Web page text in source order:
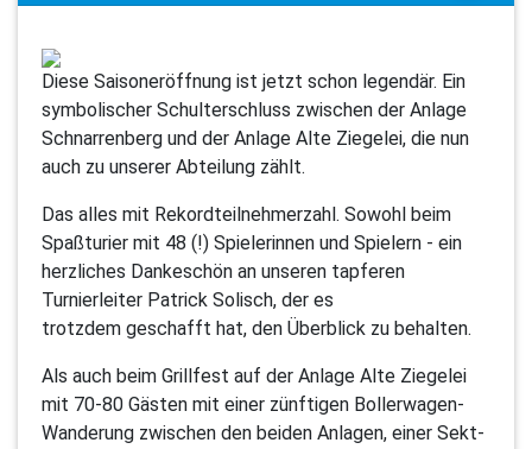
Diese Saisoneröffnung ist jetzt schon legendär. Ein
symbolischer Schulterschluss zwischen der Anlage
Schnarrenberg und der Anlage Alte Ziegelei, die nun
auch zu unserer Abteilung zählt.
Das alles mit Rekordteilnehmerzahl. Sowohl beim
Spaßturier mit 48 (!) Spielerinnen und Spielern - ein
herzliches Dankeschön an unseren tapferen
Turnierleiter Patrick Solisch, der es
trotzdem geschafft hat, den Überblick zu behalten.
Als auch beim Grillfest auf der Anlage Alte Ziegelei
mit 70-80 Gästen mit einer zünftigen Bollerwagen-
Wanderung zwischen den beiden Anlagen, einer Sekt-